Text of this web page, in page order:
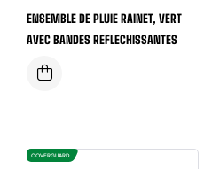
ENSEMBLE DE PLUIE RAINET, VERT
AVEC BANDES REFLECHISSANTES
COVERGUARD